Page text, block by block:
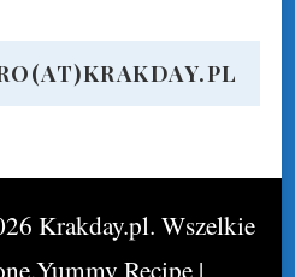
Krakday.pl. Wszelkie
Yummy Recipe |